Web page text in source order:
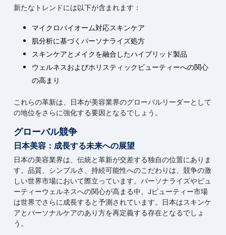
新たなトレンドには以下が含まれます：
マイクロバイオーム対応スキンケア
肌分析に基づくパーソナライズ処方
スキンケアとメイクを融合したハイブリッド製品
ウェルネスおよびホリスティックビューティーへの関心
の高まり
これらの革新は、日本が美容業界のグローバルリーダーとして
の地位をさらに強化する要因となるでしょう。
グローバル競争
日本美容：成長する未来への展望
日本の美容業界は、伝統と革新が交差する独自の位置にありま
す。品質、シンプルさ、持続可能性へのこだわりは、競争の激
しい世界市場において際立っています。パーソナライズやビュ
ーティーウェルネスへの関心が高まる中、Jビューティー市場
は世界でさらに成長すると予測されています。日本はスキンケ
アとパーソナルケアのあり方を再定義する存在となるでしょ
う。